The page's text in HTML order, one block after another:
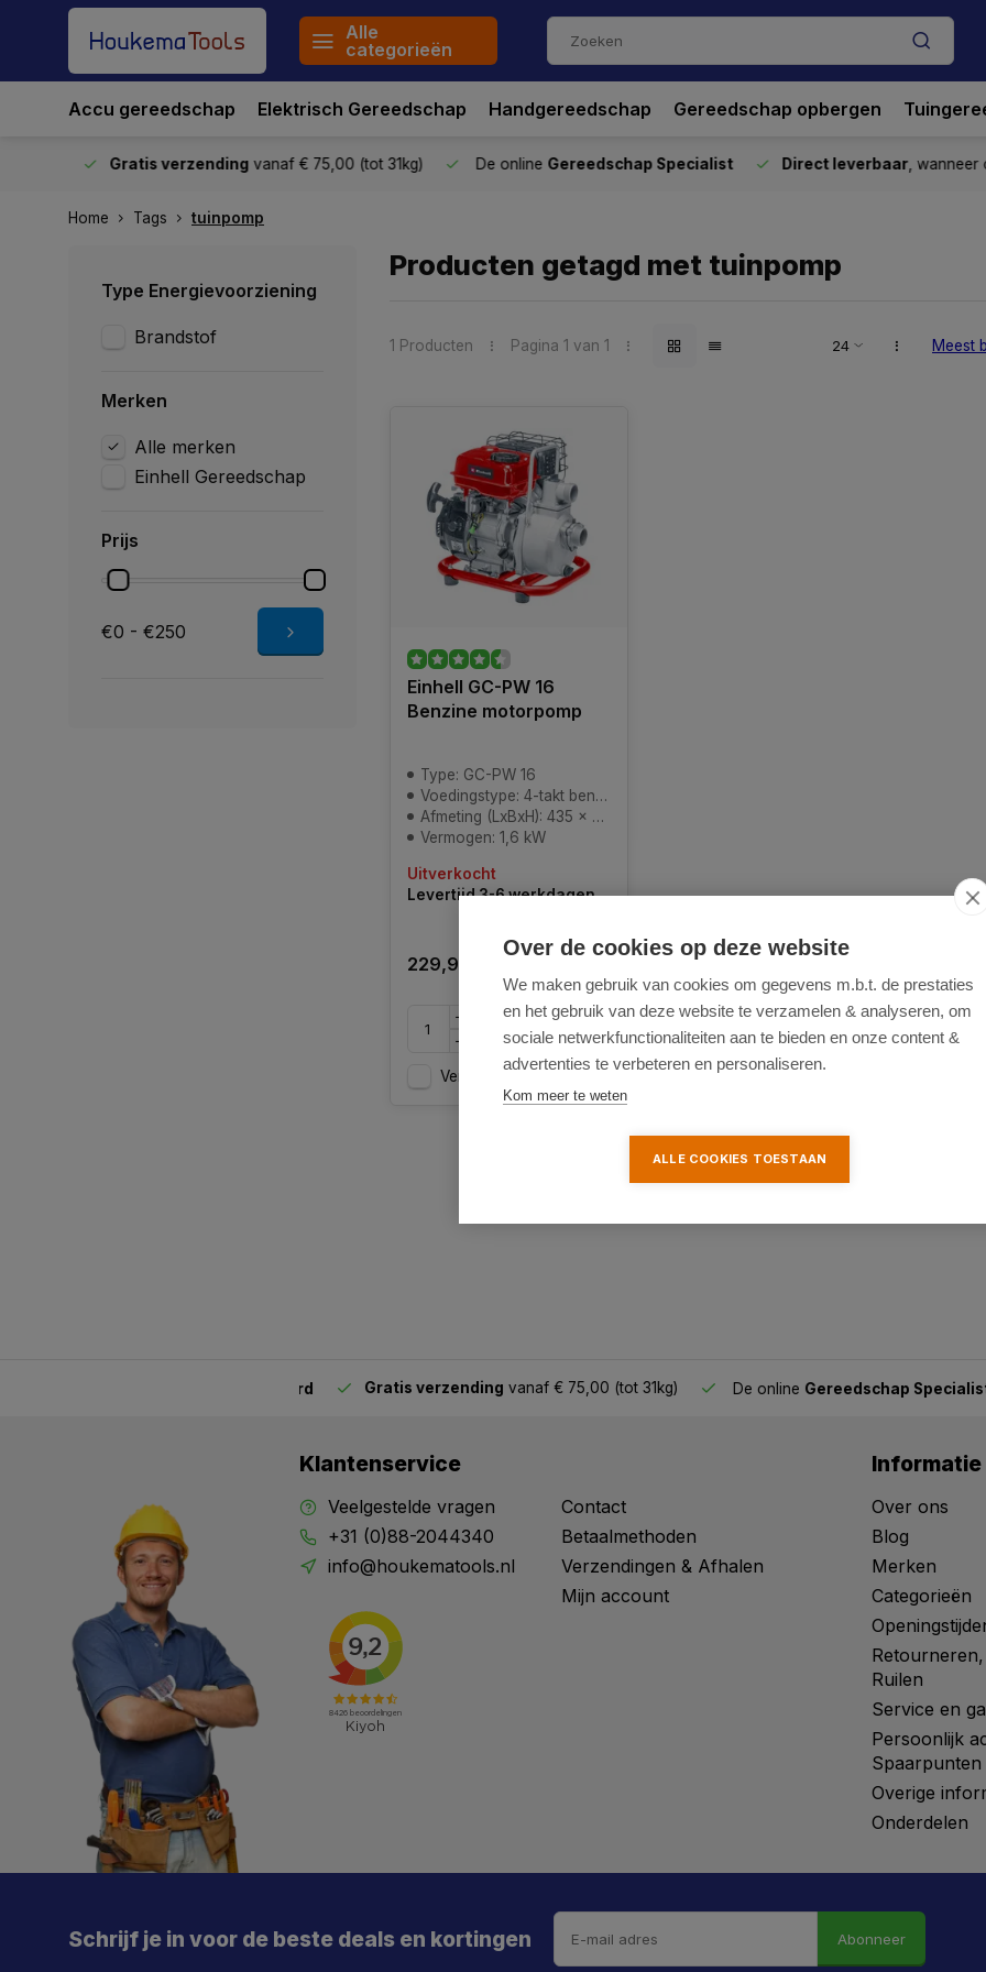
Alle
categorieën
Accu gereedschap Elektrisch Gereedschap Handgereedschap Gereedschap opbergen
Gratis verzendingvanaf € 75,00 (tot 31kg) De onlineGereedschap Specialist Direct leverbaar, wanneer
Home Tags tuinpomp
Type Energievoorziening
Brandstof
Merken
Alle merken
Einhell Gereedschap
Prijs
€0 - €250
Producten getagd met tuinpomp
1 Producten Pagina 1 van 1 Meest
Einhell GC-PW 16
Benzine motorpomp
Type: GC-PW 16
Voedingstype: 4-takt benzinemotor - 79cc
Afmeting (LxBxH): 435 x 360 x 400 mm
Vermogen: 1,6 kW
Uitverkocht
Levertijd 3-6 werkdagen
229,95
Vergelijk
Gratis verzendingvanaf € 75,00 (tot 31kg) De onlineGereedschap Specialist
Klantenservice
Veelgestelde vragen
+31 (0)88-2044340
info@houkematools.nl
Contact
Betaalmethoden
Verzendingen & Afhalen
Mijn account
Informatie
Over ons
Blog
Merken
Categorieën
Ruilen
Service en
Persoonlijk
Spaarpunten
Overige
Onderdelen
Schrijf je in voor de beste deals en kortingen Abonneer
Over de cookies op deze website
We maken gebruik van cookies om gegevens m.b.t. de prestaties
en het gebruik van deze website te verzamelen & analyseren, om
sociale netwerkfunctionaliteiten aan te bieden en onze content &
advertenties te verbeteren en personaliseren.
Kom meer te weten
ALLE COOKIES TOESTAAN